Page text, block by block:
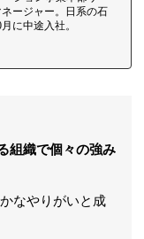
ージャー。日系の石
に中途入社。
組織で個々の強み
なやりがいと成